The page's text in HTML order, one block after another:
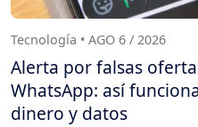
Tecnología • AGO 6 / 2026
Alerta por falsas
WhatsApp: así
dinero y datos